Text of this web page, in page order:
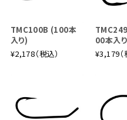
TMC100B (100本
入り)
¥2,178（税込）
00本入
¥3,179（